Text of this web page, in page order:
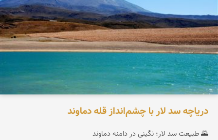
دریاچه سد لار با چشم‌انداز قله دماوند
🌄 طبیعت سد لار؛ نگینی در دامنه دماوند